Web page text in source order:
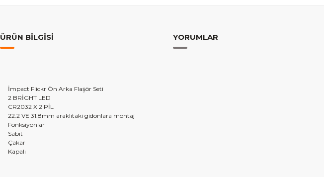
ÜRÜN BILGISI YORUMLAR
İmpact Flickr Ön Arka Flaşör Seti
2 BRİGHT LED
CR2032 X 2 PİL
22.2 VE 31.8mm araklıtaki gidonlara montaj
Fonksiyonlar
Sabit
Çakar
Kapalı